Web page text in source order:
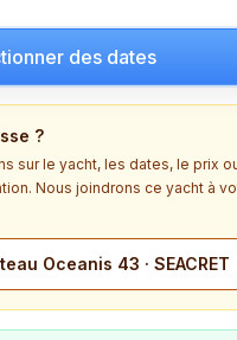
des dates
?
sur le yacht, les dates, le prix
Nous joindrons ce yacht à
Oceanis 43 · SEACRET